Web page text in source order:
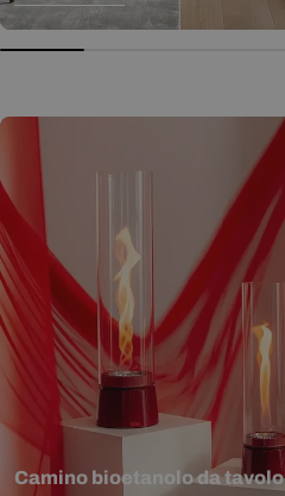
Camino bioetanolo da tavolo